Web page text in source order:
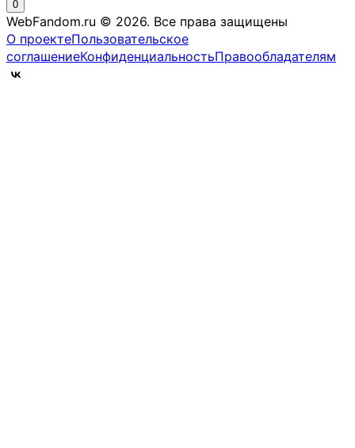
0
WebFandom.ru © 2026. Все права защищены
О проектеПользовательское
соглашениеКонфиденциальностьПравообладателям